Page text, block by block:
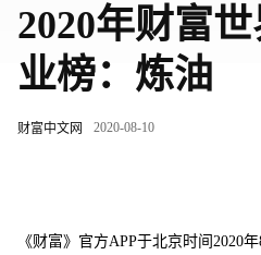
2020年财富
业榜：炼油
财富中文网 2020-08-10
《财富》官方APP于北京时间2020